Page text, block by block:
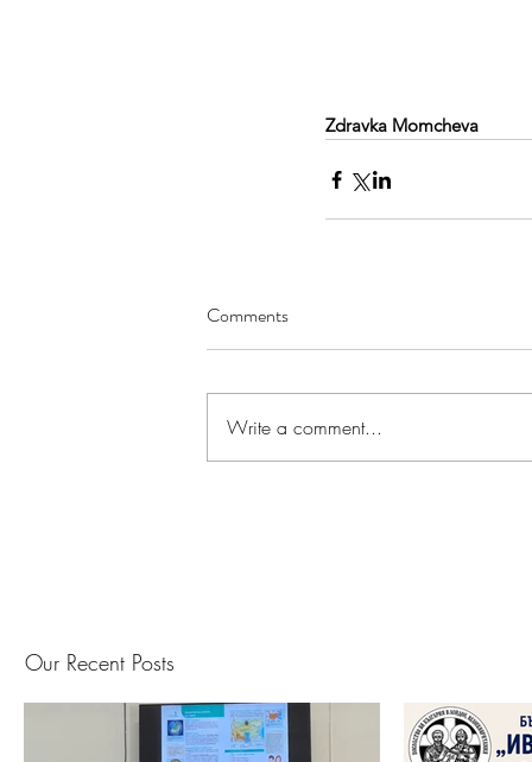
Our Recent Posts
Zdravka Momcheva
Comments
Write a comment...